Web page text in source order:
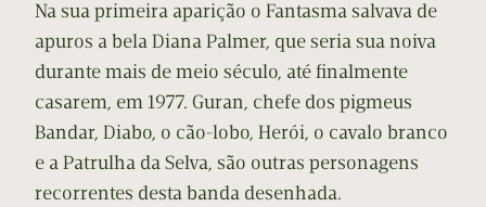
Na sua primeira aparição o Fantasma salvava de
apuros a bela Diana Palmer, que seria sua noiva
durante mais de meio século, até finalmente
casarem, em 1977. Guran, chefe dos pigmeus
Bandar, Diabo, o cão-lobo, Herói, o cavalo branco
e a Patrulha da Selva, são outras personagens
recorrentes desta banda desenhada.